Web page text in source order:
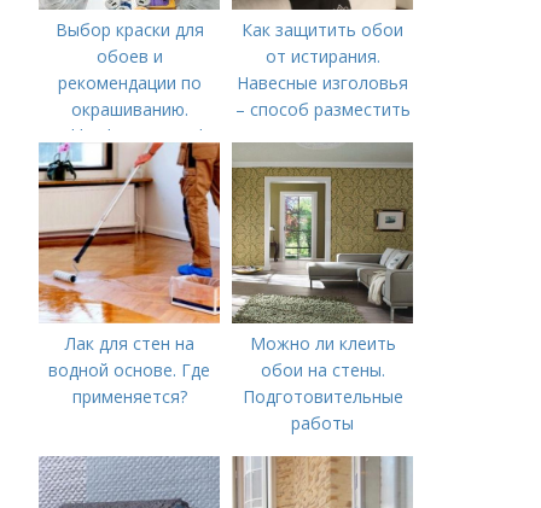
Выбор краски для
обоев и
рекомендации по
окрашиванию.
TikkurilaEuroTrend
Как защитить обои
от истирания.
Навесные изголовья
– способ разместить
пачкая обои
Лак для стен на
водной основе. Где
применяется?
Можно ли клеить
обои на стены.
Подготовительные
работы